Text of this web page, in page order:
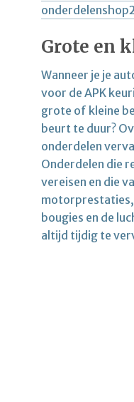
Grote en
Wanneer je je
voor de APK
grote of kleine
beurt te duur?
onderdelen
Onderdelen die
vereisen en die
motorprestaties,
bougies en de
altijd tijdig te